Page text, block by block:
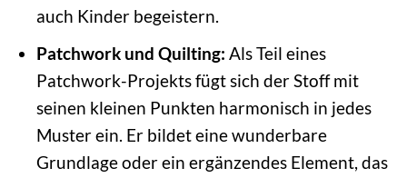
auch Kinder begeistern.
Patchwork und Quilting: Als Teil eines
Patchwork-Projekts fügt sich der Stoff mit
seinen kleinen Punkten harmonisch in jedes
Muster ein. Er bildet eine wunderbare
Grundlage oder ein ergänzendes Element, das